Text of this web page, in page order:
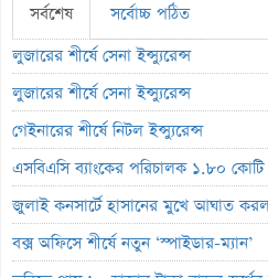
সর্বশেষ
সর্বোচ্চ পঠিত
লুজারের শীর্ষে সেনা ইন্স্যুরেন্স
লুজারের শীর্ষে সেনা ইন্স্যুরেন্স
গেইনারের শীর্ষে নিটল ইন্স্যুরেন্স
এসবিএসি ব্যাংকের পরিচালক ১.৮০ কোটি
জুলাই কনসার্টে হাসানের মুখে আঘাত
বক্স অফিসে শীর্ষে নতুন ‘স্পাইডার-ম্যান’